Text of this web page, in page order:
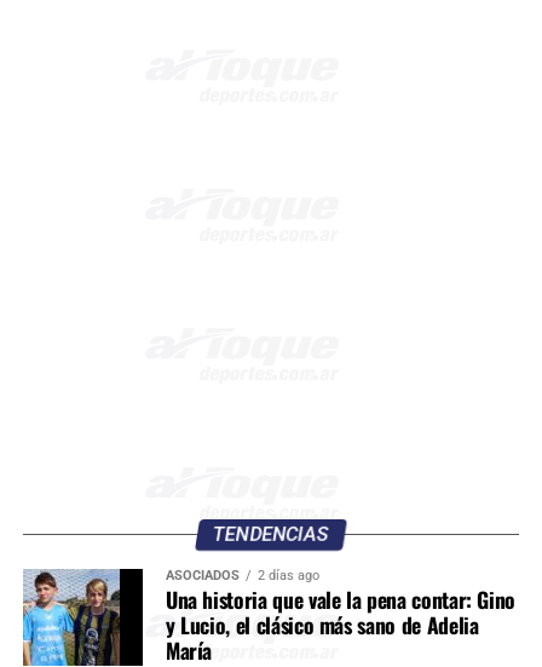
TENDENCIAS
ASOCIADOS 2 días ago
Una historia que vale la pena contar: Gino
y Lucio, el clásico más sano de Adelia
María